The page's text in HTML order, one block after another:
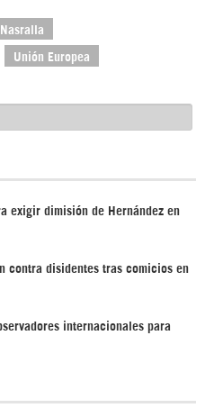
Unión Europea
exigir dimisión de Hernández en
contra disidentes tras comicios en
internacionales para